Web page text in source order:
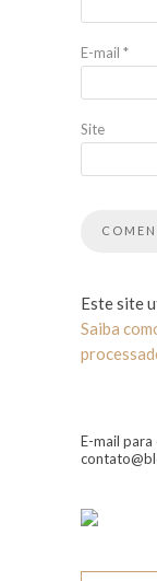
E-mail *
Site
Este site
Saiba
E-mail